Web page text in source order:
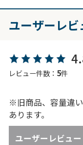
ユーザーレビ
レビュー件数： 5件
※旧商品、容量違
あります。
ユーザーレビュー